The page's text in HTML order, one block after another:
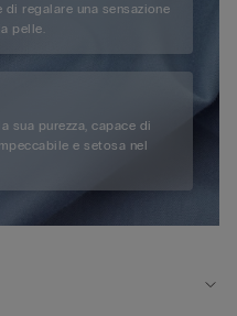
di regalare una sensazione
pelle.
sua purezza, capace di
e setosa nel